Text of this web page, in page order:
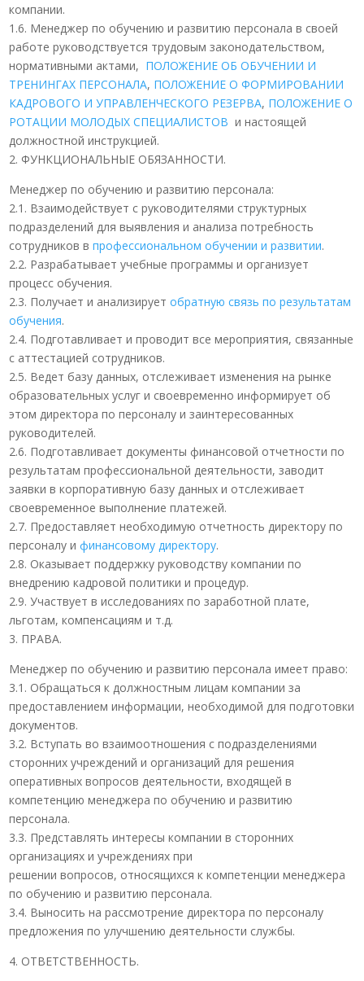
компании.
1.6. Менеджер по обучению и развитию персонала в своей
работе руководствуется трудовым законодательством,
нормативными актами, ПОЛОЖЕНИЕ ОБ ОБУЧЕНИИ И
ТРЕНИНГАХ ПЕРСОНАЛА, ПОЛОЖЕНИЕ О ФОРМИРОВАНИИ
КАДРОВОГО И УПРАВЛЕНЧЕСКОГО РЕЗЕРВА, ПОЛОЖЕНИЕ О
РОТАЦИИ МОЛОДЫХ СПЕЦИАЛИСТОВ и настоящей
должностной инструкцией.
2. ФУНКЦИОНАЛЬНЫЕ ОБЯЗАННОСТИ.
Менеджер по обучению и развитию персонала:
2.1. Взаимодействует с руководителями структурных
подразделений для выявления и анализа потребность
сотрудников впрофессиональном обучении и развитии.
2.2. Разрабатывает учебные программы и организует
процесс обучения.
2.3. Получает и анализируетобратную связь по результатам
обучения.
2.4. Подготавливает и проводит все мероприятия, связанные
с аттестацией сотрудников.
2.5. Ведет базу данных, отслеживает изменения на рынке
образовательных услуг и своевременно информирует об
этом директора по персоналу и заинтересованных
руководителей.
2.6. Подготавливает документы финансовой отчетности по
результатам профессиональной деятельности, заводит
заявки в корпоративную базу данных и отслеживает
своевременное выполнение платежей.
2.7. Предоставляет необходимую отчетность директору по
персоналу ифинансовому директору.
2.8. Оказывает поддержку руководству компании по
внедрению кадровой политики и процедур.
2.9. Участвует в исследованиях по заработной плате,
льготам, компенсациям и т.д.
3. ПРАВА.
Менеджер по обучению и развитию персонала имеет право:
3.1. Обращаться к должностным лицам компании за
предоставлением информации, необходимой для подготовки
документов.
3.2. Вступать во взаимоотношения с подразделениями
сторонних учреждений и организаций для решения
оперативных вопросов деятельности, входящей в
компетенцию менеджера по обучению и развитию
персонала.
3.3. Представлять интересы компании в сторонних
организациях и учреждениях при
решении вопросов, относящихся к компетенции менеджера
по обучению и развитию персонала.
3.4. Выносить на рассмотрение директора по персоналу
предложения по улучшению деятельности службы.
4. ОТВЕТСТВЕННОСТЬ.